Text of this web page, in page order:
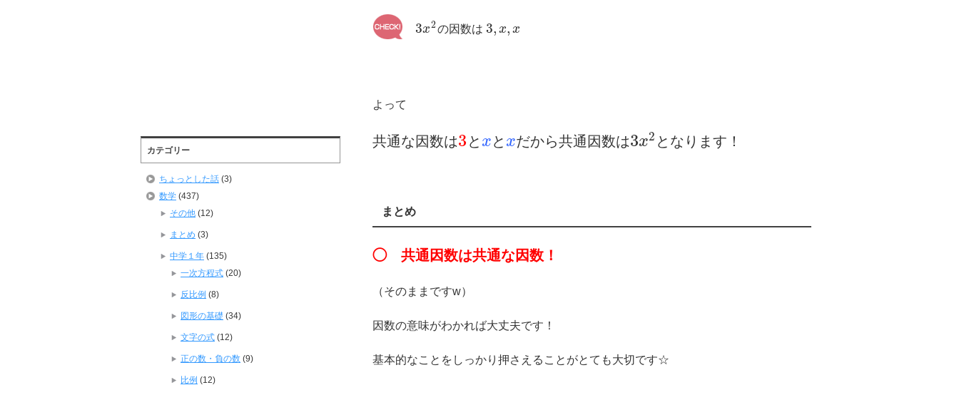
3x2の因数は 3, x, x
よって
共通な因数は3 と xと xだから共通因数は3x2 となります！
まとめ
◯ 共通因数は共通な因数！
（そのままですw）
因数の意味がわかれば大丈夫です！
基本的なことをしっかり押さえることがとても大切です☆
カテゴリー
ちょっとした話 (3)
数学 (437)
その他 (12)
まとめ (3)
中学１年 (135)
一次方程式 (20)
反比例 (8)
図形の基礎 (34)
文字の式 (12)
正の数・負の数 (9)
比例 (12)